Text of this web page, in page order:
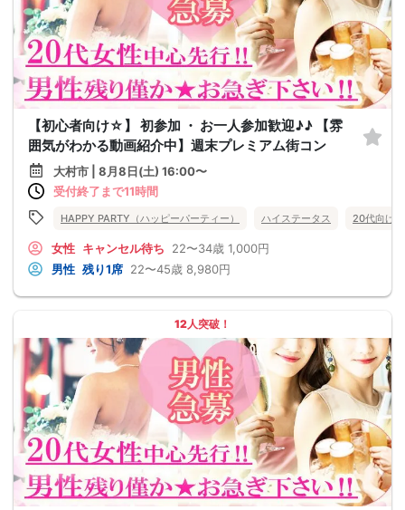
【初心者向け☆】 初参加 ・ お一人参加歓迎♪♪ 【雰
囲気がわかる動画紹介中】週末プレミアム街コン
大村市 | 8月8日(土) 16:00〜
受付終了まで11時間
HAPPY PARTY（ハッピーパーティー） ハイステータス 20代向け
女性 キャンセル待ち 22〜34歳 1,000円
男性 残り1席 22〜45歳 8,980円
12人突破！